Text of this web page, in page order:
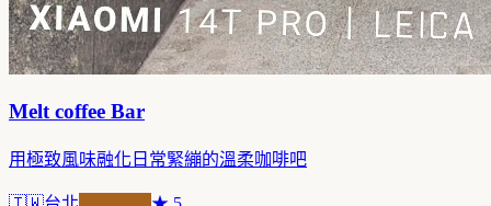
Melt coffee Bar
用極致風味融化日常緊繃的溫柔咖啡吧